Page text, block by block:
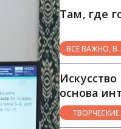
Там, где
ВСЕ ВАЖНО,
НУЖНО
основа
стран
ТВОРЧЕСКИЕ
ГОРИЗОНТЫ